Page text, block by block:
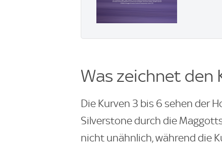
Was zeichnet den
Die Kurven 3 bis 6 sehen der
Silverstone durch die
nicht unähnlich, während die